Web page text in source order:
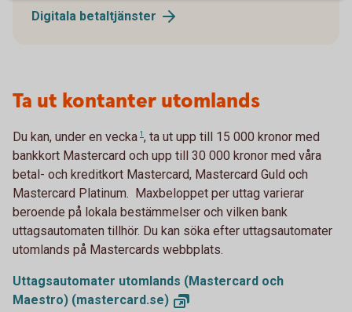
Digitala betaltjänster
Ta ut kontanter utomlands
Du kan, under en vecka 1, ta ut upp till 15 000 kronor med
bankkort Mastercard och upp till 30 000 kronor med våra
betal- och kreditkort Mastercard, Mastercard Guld och
Mastercard Platinum. Maxbeloppet per uttag varierar
beroende på lokala bestämmelser och vilken bank
uttagsautomaten tillhör. Du kan söka efter uttagsautomater
utomlands på Mastercards webbplats.
Uttagsautomater utomlands (Mastercard och
Maestro) (mastercard.se)